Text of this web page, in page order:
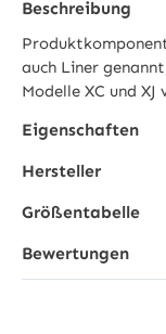
Beschreibung
auch Liner
Modelle XC und XJ
Eigenschaften
Hersteller
Größentabelle
Bewertungen